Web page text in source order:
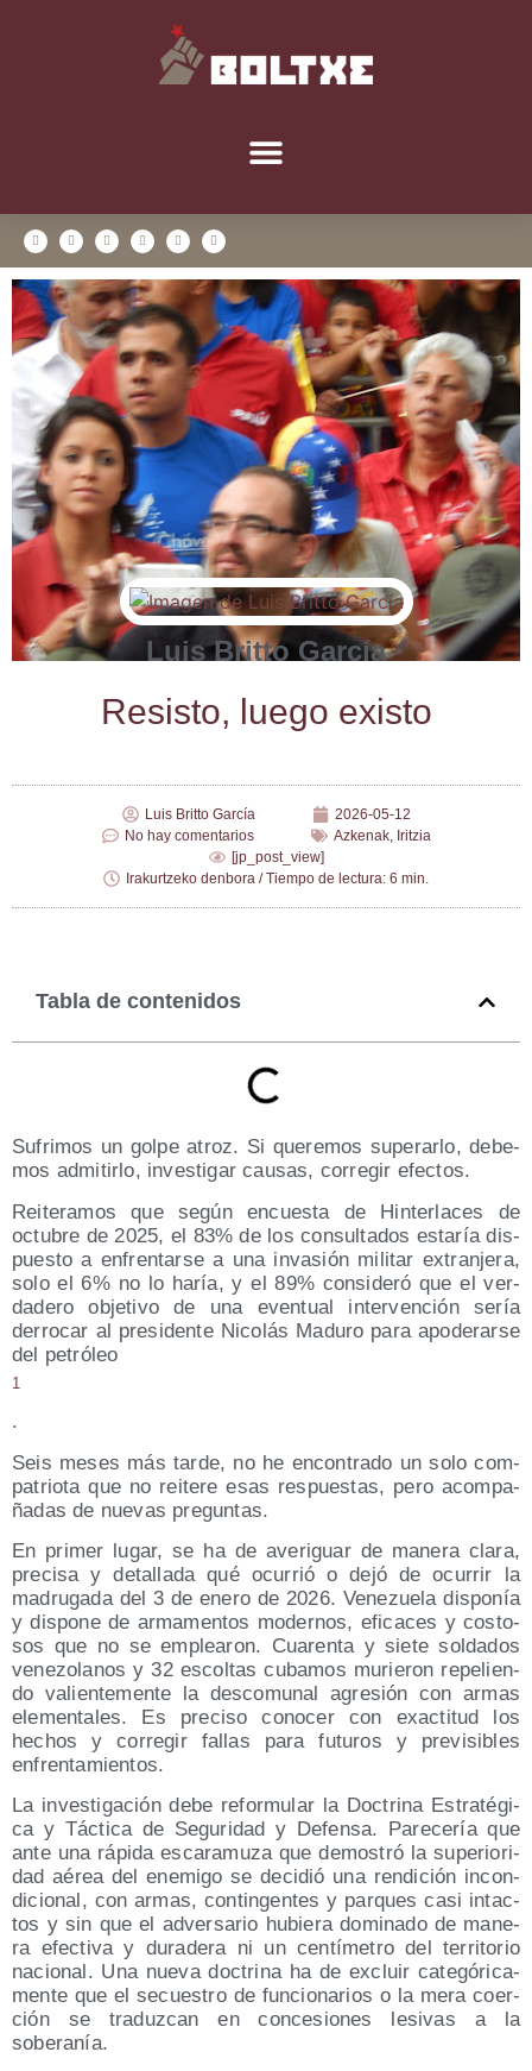
Luis Britto García
Resis­to, lue­go existo
Luis Britto García
2026-05-12
No hay comentarios
Azkenak, Iritzia
[jp_post_view]
Irakurtzeko denbora / Tiempo de lectura: 6 min.
Tabla de contenidos
Sufri­mos un gol­pe atroz. Si que­re­mos supe­rar­lo, debe­
mos admi­tir­lo, inves­ti­gar cau­sas, corre­gir efectos.
Reite­ra­mos que según encues­ta de Hin­ter­la­ces de
octu­bre de 2025, el 83% de los con­sul­ta­dos esta­ría dis­
pues­to a enfren­tar­se a una inva­sión mili­tar extran­je­ra,
solo el 6% no lo haría, y el 89% con­si­de­ró que el ver­
da­de­ro obje­ti­vo de una even­tual inter­ven­ción sería
derro­car al pre­si­den­te Nico­lás Madu­ro para apo­de­rar­se
del petróleo
1
.
Seis meses más tar­de, no he encon­tra­do un solo com­
pa­trio­ta que no reite­re esas res­pues­tas, pero acom­pa­
ña­das de nue­vas preguntas.
En pri­mer lugar, se ha de ave­ri­guar de mane­ra cla­ra,
pre­ci­sa y deta­lla­da qué ocu­rrió o dejó de ocu­rrir la
madru­ga­da del 3 de enero de 2026. Vene­zue­la dis­po­nía
y dis­po­ne de arma­men­tos moder­nos, efi­ca­ces y cos­to­
sos que no se emplea­ron. Cua­ren­ta y sie­te sol­da­dos
vene­zo­la­nos y 32 escol­tas cuba­mos murie­ron repe­lien­
do valien­te­men­te la des­co­mu­nal agre­sión con armas
ele­men­ta­les. Es pre­ci­so cono­cer con exac­ti­tud los
hechos y corre­gir fallas para futu­ros y pre­vi­si­bles
enfrentamientos.
La inves­ti­ga­ción debe refor­mu­lar la Doc­tri­na Estra­té­gi­
ca y Tác­ti­ca de Segu­ri­dad y Defen­sa. Pare­ce­ría que
ante una rápi­da esca­ra­mu­za que demos­tró la supe­rio­ri­
dad aérea del enemi­go se deci­dió una ren­di­ción incon­
di­cio­nal, con armas, con­tin­gen­tes y par­ques casi intac­
tos y sin que el adver­sa­rio hubie­ra domi­na­do de mane­
ra efec­ti­va y dura­de­ra ni un cen­tí­me­tro del terri­to­rio
nacio­nal. Una nue­va doc­tri­na ha de excluir cate­gó­ri­ca­
men­te que el secues­tro de fun­cio­na­rios o la mera coer­
ción se tra­duz­can en con­ce­sio­nes lesi­vas a la
soberanía.